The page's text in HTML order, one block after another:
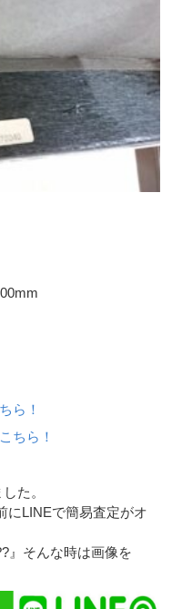
ら！
ちら！
た。
にLINEで簡易査定がオ
』そんな時は画像を